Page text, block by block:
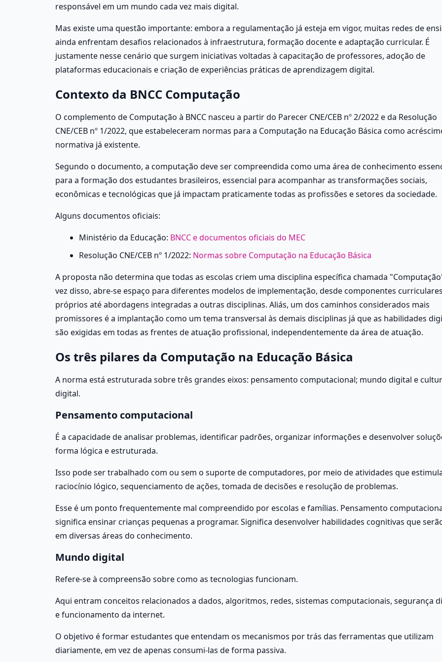
responsável em um mundo cada vez mais digital.
Mas existe uma questão importante: embora a regulamentação já esteja em vigor, muitas redes de
ainda enfrentam desafios relacionados à infraestrutura, formação docente e adaptação curricular. É
justamente nesse cenário que surgem iniciativas voltadas à capacitação de professores, adoção de
plataformas educacionais e criação de experiências práticas de aprendizagem digital.
Contexto da BNCC Computação
O complemento de Computação à BNCC nasceu a partir do Parecer CNE/CEB nº 2/2022 e da Resolução
CNE/CEB nº 1/2022, que estabeleceram normas para a Computação na Educação Básica como
normativa já existente.
Segundo o documento, a computação deve ser compreendida como uma área de conhecimento
para a formação dos estudantes brasileiros, essencial para acompanhar as transformações sociais,
econômicas e tecnológicas que já impactam praticamente todas as profissões e setores da sociedade.
Alguns documentos oficiais:
Ministério da Educação: BNCC e documentos oficiais do MEC
Resolução CNE/CEB nº 1/2022: Normas sobre Computação na Educação Básica
A proposta não determina que todas as escolas criem uma disciplina específica chamada
vez disso, abre-se espaço para diferentes modelos de implementação, desde componentes curriculares
próprios até abordagens integradas a outras disciplinas. Aliás, um dos caminhos considerados mais
promissores é a implantação como um tema transversal às demais disciplinas já que as habilidades
são exigidas em todas as frentes de atuação profissional, independentemente da área de atuação.
Os três pilares da Computação na Educação Básica
A norma está estruturada sobre três grandes eixos: pensamento computacional; mundo digital e
digital.
Pensamento computacional
É a capacidade de analisar problemas, identificar padrões, organizar informações e desenvolver
forma lógica e estruturada.
Isso pode ser trabalhado com ou sem o suporte de computadores, por meio de atividades que
raciocínio lógico, sequenciamento de ações, tomada de decisões e resolução de problemas.
Esse é um ponto frequentemente mal compreendido por escolas e famílias. Pensamento
significa ensinar crianças pequenas a programar. Significa desenvolver habilidades cognitivas que
em diversas áreas do conhecimento.
Mundo digital
Refere-se à compreensão sobre como as tecnologias funcionam.
Aqui entram conceitos relacionados a dados, algoritmos, redes, sistemas computacionais, segurança
e funcionamento da internet.
O objetivo é formar estudantes que entendam os mecanismos por trás das ferramentas que utilizam
diariamente, em vez de apenas consumi-las de forma passiva.